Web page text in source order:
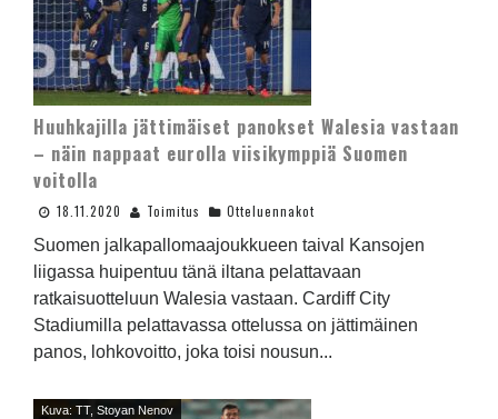
Huuhkajilla jättimäiset panokset Walesia vastaan
– näin nappaat eurolla viisikymppiä Suomen
voitolla
18.11.2020 Toimitus Otteluennakot
Suomen jalkapallomaajoukkueen taival Kansojen
liigassa huipentuu tänä iltana pelattavaan
ratkaisuotteluun Walesia vastaan. Cardiff City
Stadiumilla pelattavassa ottelussa on jättimäinen
panos, lohkovoitto, joka toisi nousun...
Kuva: TT, Stoyan Nenov